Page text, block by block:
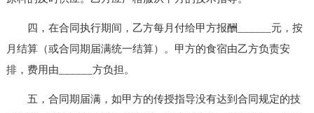
四，在合同执行期间，乙方每月付给甲方报酬______元，按
月结算（或合同期届满统一结算）。甲方的食宿由乙方负责安
排，费用由______方负担。
五，合同期届满，如甲方的传授指导没有达到合同规定的技